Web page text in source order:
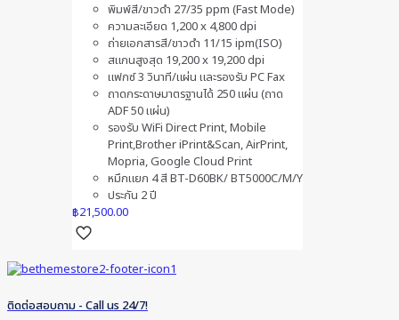
พิมพ์สี/ขาวดำ 27/35 ppm (Fast Mode)
ความละเอียด 1,200 x 4,800 dpi
ถ่ายเอกสารสี/ขาวดำ 11/15 ipm(ISO)
สแกนสูงสุด 19,200 x 19,200 dpi
แฟกซ์ 3 วินาที/แผ่น และรองรับ PC Fax
ถาดกระดาษมาตรฐานได้ 250 แผ่น (ถาด
ADF 50 แผ่น)
รองรับ WiFi Direct Print, Mobile
Print,Brother iPrint&Scan, AirPrint,
Mopria, Google Cloud Print
หมึกแยก 4 สี BT-D60BK/ BT5000C/M/Y
ประกัน 2 ปี
฿21,500.00
ติดต่อสอบถาม - Call us 24/7!